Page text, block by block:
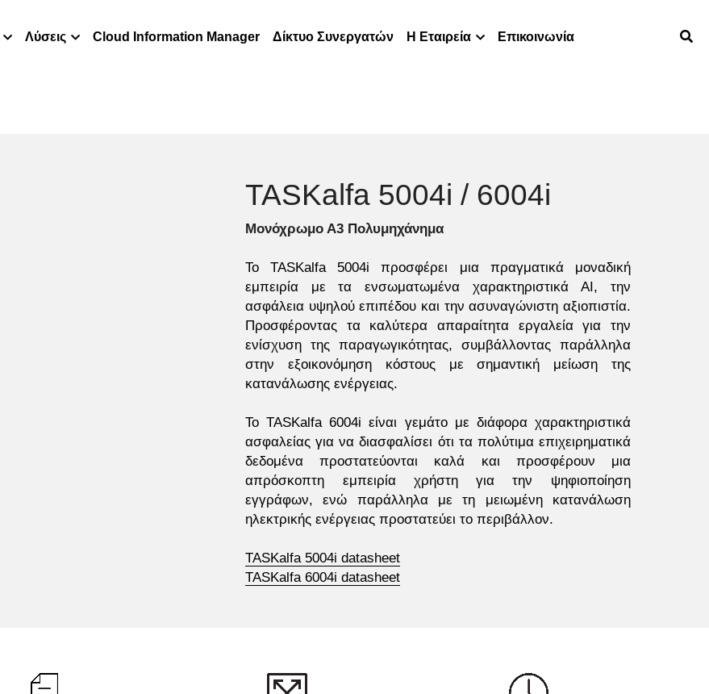
Λύσεις Cloud Information Manager Δίκτυο Συνεργατών Η Εταιρεία Επικοινωνία
TASKalfa 5004i / 6004i
Μονόχρωμο Α3 Πολυμηχάνημα
Το TASKalfa 5004i προσφέρει μια πραγματικά μοναδική
εμπειρία με τα ενσωματωμένα χαρακτηριστικά AI, την
ασφάλεια υψηλού επιπέδου και την ασυναγώνιστη αξιοπιστία.
Προσφέροντας τα καλύτερα απαραίτητα εργαλεία για την
ενίσχυση της παραγωγικότητας, συμβάλλοντας παράλληλα
στην εξοικονόμηση κόστους με σημαντική μείωση της
κατανάλωσης ενέργειας.
Το TASKalfa 6004i είναι γεμάτο με διάφορα χαρακτηριστικά
ασφαλείας για να διασφαλίσει ότι τα πολύτιμα επιχειρηματικά
δεδομένα προστατεύονται καλά και προσφέρουν μια
απρόσκοπτη εμπειρία χρήστη για την ψηφιοποίηση
εγγράφων, ενώ παράλληλα με τη μειωμένη κατανάλωση
ηλεκτρικής ενέργειας προστατεύει το περιβάλλον.
TASKalfa 5004i datasheet
TASKalfa 6004i datasheet